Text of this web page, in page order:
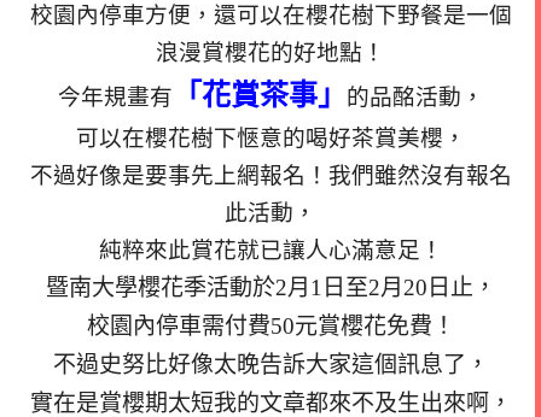
校園內停車方便，還可以在櫻花樹下野餐是一個
浪漫賞櫻花的好地點！
今年規畫有
「花賞茶事」
的品酩活動，
可以在櫻花樹下愜意的喝好茶賞美櫻，
不過好像是要事先上網報名！ 我們雖然沒有報名
此活動，
純粹來此賞花就已讓人心滿意足！
暨南大學櫻花季活動於2月1日至2月20日止，
校園內停車需付費50元賞櫻花免費！
不過史努比好像太晚告訴大家這個訊息了，
實在是賞櫻期太短我的文章都來不及生出來啊，